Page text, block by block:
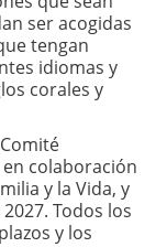
ser acogidas
tengan
idiomas y
corales y
en colaboración
y la Vida, y
Todos los
y los